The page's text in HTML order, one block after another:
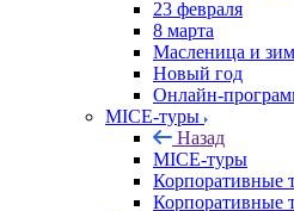
23 февраля
8 марта
Масленица и
Новый год
Онлайн-
MICE‑туры
Назад
MICE‑туры
Корпоративные
Корпоративные